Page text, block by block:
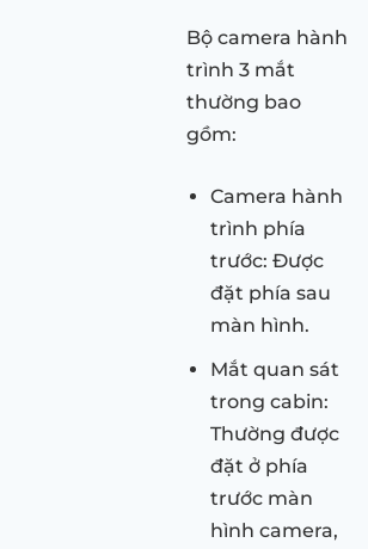
Bộ camera hành
trình 3 mắt
thường bao
gồm:
Camera hành
trình phía
trước: Được
đặt phía sau
màn hình.
Mắt quan sát
trong cabin:
Thường được
đặt ở phía
trước màn
hình camera,